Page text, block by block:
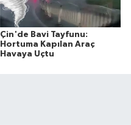
Çin'de Bavi Tayfunu:
Hortuma Kapılan Araç
Havaya Uçtu